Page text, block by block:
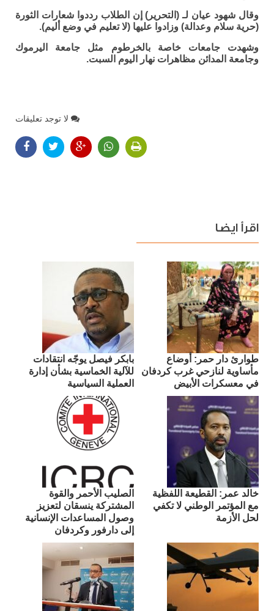
وقال شهود عيان لـ (التحرير) إن الطلاب رددوا شعارات الثورة
(حرية سلام وعدالة) وزادوا عليها (لا تعليم في وضع أليم).
وشهدت جامعات خاصة بالخرطوم مثل جامعة اليرموك
وجامعة المدائن مظاهرات نهار اليوم السبت.
لا توجد تعليقات
اقرأ ايضا
طوارئ دار حمر: أوضاع
مأساوية لنازحي غرب كردفان
في معسكرات الأبيض
بابكر فيصل يوجّه انتقادات
للآلية الخماسية بشأن إدارة
العملية السياسية
​خالد عمر: القطيعة اللفظية
مع المؤتمر الوطني لا تكفي
لحل الأزمة
الصليب الأحمر والقوة
المشتركة ينسقان لتعزيز
وصول المساعدات الإنسانية
إلى دارفور وكردفان